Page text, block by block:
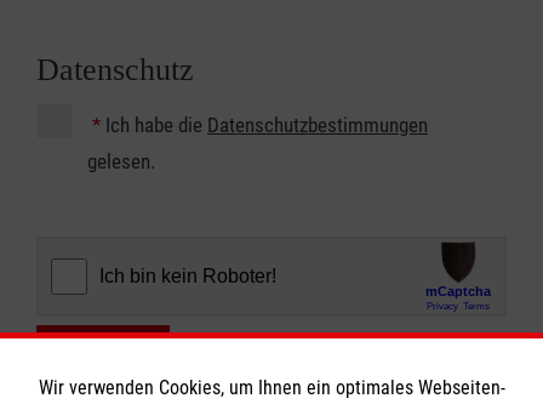
Datenschutz
* Ich habe die Datenschutzbestimmungen
gelesen.
Wir verwenden Cookies, um Ihnen ein optimales Webseiten-